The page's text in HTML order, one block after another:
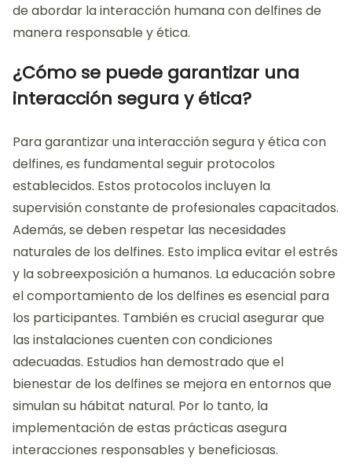
de abordar la interacción humana con delfines de
manera responsable y ética.
¿Cómo se puede garantizar una
interacción segura y ética?
Para garantizar una interacción segura y ética con
delfines, es fundamental seguir protocolos
establecidos. Estos protocolos incluyen la
supervisión constante de profesionales capacitados.
Además, se deben respetar las necesidades
naturales de los delfines. Esto implica evitar el estrés
y la sobreexposición a humanos. La educación sobre
el comportamiento de los delfines es esencial para
los participantes. También es crucial asegurar que
las instalaciones cuenten con condiciones
adecuadas. Estudios han demostrado que el
bienestar de los delfines se mejora en entornos que
simulan su hábitat natural. Por lo tanto, la
implementación de estas prácticas asegura
interacciones responsables y beneficiosas.